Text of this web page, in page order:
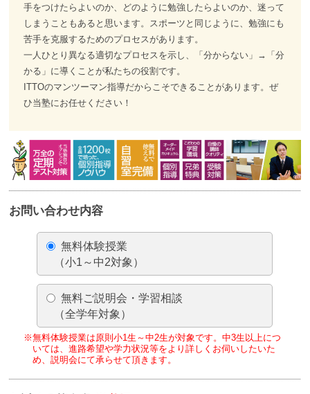
手をつけたらよいのか、どのように勉強したらよいのか、迷って
しまうこともあると思います。スポーツと同じように、勉強にも
苦手を克服するためのプロセスがあります。
一人ひとり異なる適切なプロセスを示し、「分からない」→「分
かる」に導くことが私たちの役割です。
ITTOのマンツーマン指導だからこそできることがあります。ぜ
ひ当塾にお任せください！
お問い合わせ内容
無料体験授業
（小1～中2対象）
無料ご説明会・学習相談
（全学年対象）
※無料体験授業は原則小1生～中2生が対象です。中3生以上につ
いては、進路希望や学力状況等をより詳しくお伺いしたいた
め、説明会にて承らせて頂きます。